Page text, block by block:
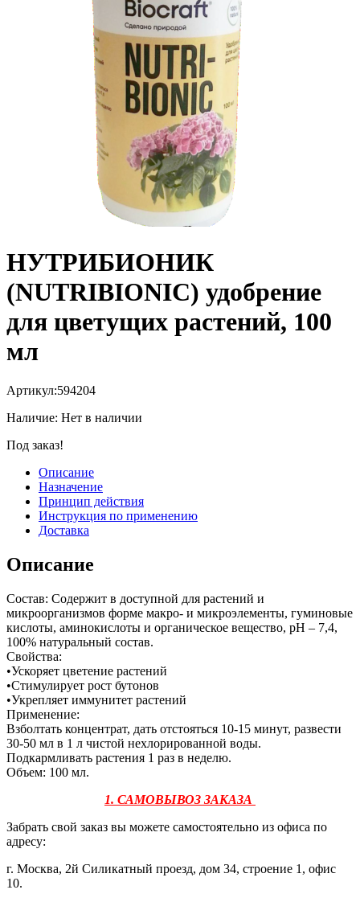
НУТРИБИОНИК
(NUTRIBIONIC) удобрение
для цветущих растений, 100
мл
Артикул:594204
Наличие: Нет в наличии
Под заказ!
Описание
Назначение
Принцип действия
Инструкция по применению
Доставка
Описание
Состав: Содержит в доступной для растений и
микроорганизмов форме макро- и микроэлементы, гуминовые
кислоты, аминокислоты и органическое вещество, pH – 7,4,
100% натуральный состав.
Свойства:
•Ускоряет цветение растений
•Стимулирует рост бутонов
•Укрепляет иммунитет растений
Применение:
Взболтать концентрат, дать отстояться 10-15 минут, развести
30-50 мл в 1 л чистой нехлорированной воды.
Подкармливать растения 1 раз в неделю.
Объем: 100 мл.
1. САМОВЫВОЗ ЗАКАЗА
Забрать свой заказ вы можете самостоятельно из офиса по
адресу:
г. Москва, 2й Силикатный проезд, дом 34, строение 1, офис
10.